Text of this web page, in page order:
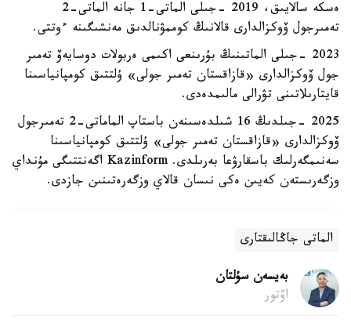
ەسكە سالايىق، 2019 -جىلى الماتى-1 جانە الماتى-2
تەمىرجول ۆوكزالدارى قالانىڭ كوممۋنالدىق مەنشىگىنە ءوتتى.
2023 -جىلى الماتىنىڭ بۇرىنعى اكىمى ەربولات دوسايەۆ تەمىر
جول ۆوكزالدارى «قازاقستان تەمىر جولى» ۇلتتىق كومپانياسىنا
قايتارىلاتىنى تۋرالى مالىمدەدى.
2025 -جىلدىڭ 16 شىلدەسىنەن باستاپ الماماتى-2 تەمىرجول
ۆوكزالدارى «قازاقستان تەمىر جولى» ۇلتتىق كومپانياسىنا
سەنىمگەرلىك باسقارۋعا بەرىلدى. Kazinform اگەنتتىگى مۇنداي
وزگەرىستەن كەيىن ەكى نىسان قالاي وزگەرەتىنىن جازدى.
الماتى جاڭالىقتارى
بەيسەن سۇلتان
اۆتور